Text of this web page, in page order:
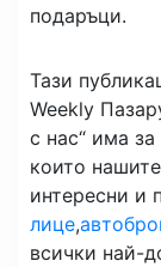
подаръци.
Тази
Weekly
с нас“ има
които
интересни и
лице,
всички най-